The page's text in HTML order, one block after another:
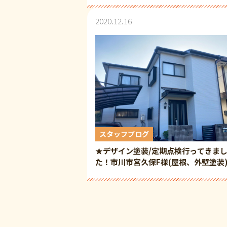
2020.12.16
スタッフブログ
★デザイン塗装/定期点検行ってきまし
た！市川市宮久保F様(屋根、外壁塗